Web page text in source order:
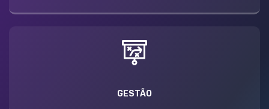
GESTÃO